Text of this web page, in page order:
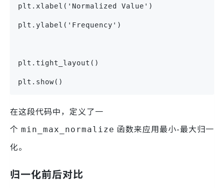
plt.xlabel('Normalized Value')
plt.ylabel('Frequency')
plt.tight_layout()
plt.show()
在这段代码中，定义了一
个 min_max_normalize 函数来应用最小-最大归一
化。
归一化前后对比